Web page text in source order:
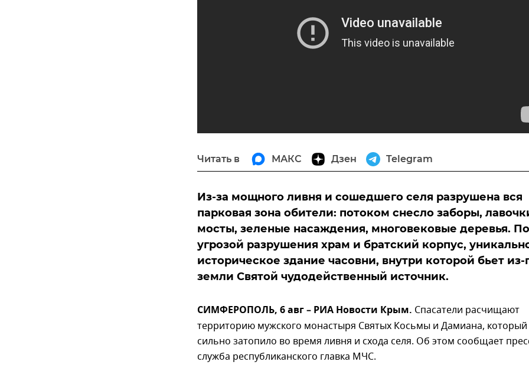
Читать в МАКС Дзен Telegram
Из-за мощного ливня и сошедшего селя разрушена вся
парковая зона обители: потоком снесло заборы,
мосты, зеленые насаждения, многовековые деревья.
угрозой разрушения храм и братский корпус,
историческое здание часовни, внутри которой бьет из-
земли Святой чудодейственный источник.
СИМФЕРОПОЛЬ, 6 авг – РИА Новости Крым. Спасатели расчищают
территорию мужского монастыря Святых Косьмы и Дамиана, который
сильно затопило во время ливня и схода селя. Об этом сообщает
служба республиканского главка МЧС.